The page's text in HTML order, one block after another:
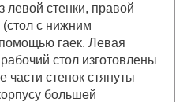
левой стенки, правой
(стол с нижним
гаек. Левая
стол изготовлены
части стенок стянуты
большей